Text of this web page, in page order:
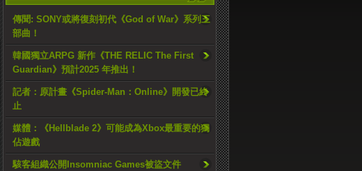
傳聞: SONY或將復刻初代《God of War》系列三
部曲！
韓國獨立ARPG 新作《THE RELIC The First
Guardian》預計2025 年推出！
記者：原計畫《Spider-Man：Online》開發已終
止
媒體：《Hellblade 2》可能成為Xbox最重要的獨
佔遊戲
駭客組織公開Insomniac Games被盜文件